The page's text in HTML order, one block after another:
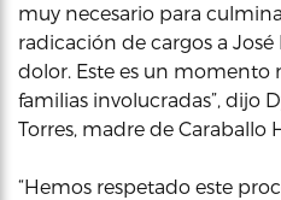
muy necesario para
radicación de cargos a
dolor. Este es un momento
familias involucradas”, dijo
Torres, madre de Caraballo
“Hemos respetado este